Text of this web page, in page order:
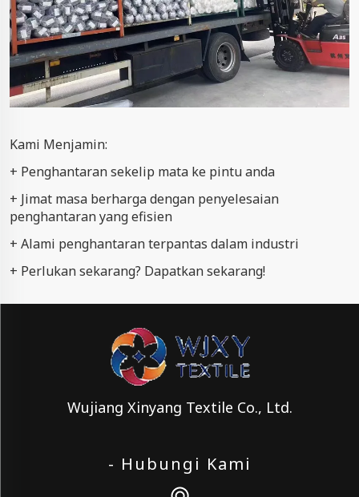
Kami Menjamin:
+ Penghantaran sekelip mata ke pintu anda
+ Jimat masa berharga dengan penyelesaian
penghantaran yang efisien
+ Alami penghantaran terpantas dalam industri
+ Perlukan sekarang? Dapatkan sekarang!
Wujiang Xinyang Textile Co., Ltd.
- Hubungi Kami